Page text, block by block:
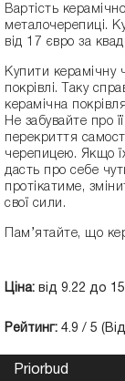
Вартість
металочерепиці.
від 17 євро за
Купити
покрівлі. Таку
керамічна
Не забувайте про
перекриття
черепицею. Якщо
дасть про себе
протікатиме,
свої сили.
Пам’ятайте, що
Ціна: від 9.22 до
Рейтинг: 4.9 / 5
Priorbud